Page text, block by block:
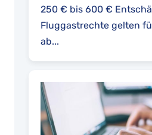
250 € bis 600 €
Fluggastrechte gelten
ab...